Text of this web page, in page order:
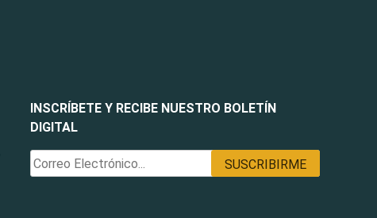
INSCRÍBETE Y RECIBE NUESTRO BOLETÍN
DIGITAL